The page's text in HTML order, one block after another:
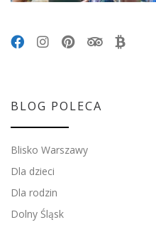
BLOG POLECA
Blisko Warszawy
Dla dzieci
Dla rodzin
Dolny Śląsk